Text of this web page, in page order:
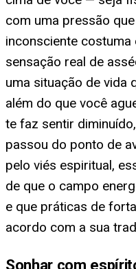
com uma pressão
inconsciente
sensação real de
uma situação de vida
além do que você
te faz sentir
passou do ponto de
pelo viés espiritual,
de que o campo
e que práticas de
acordo com a sua
Sonhar com